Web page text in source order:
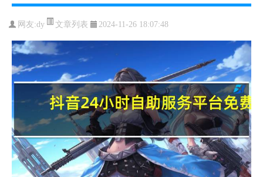
网友:dy 文章列表 2024-11-26 18:07:48